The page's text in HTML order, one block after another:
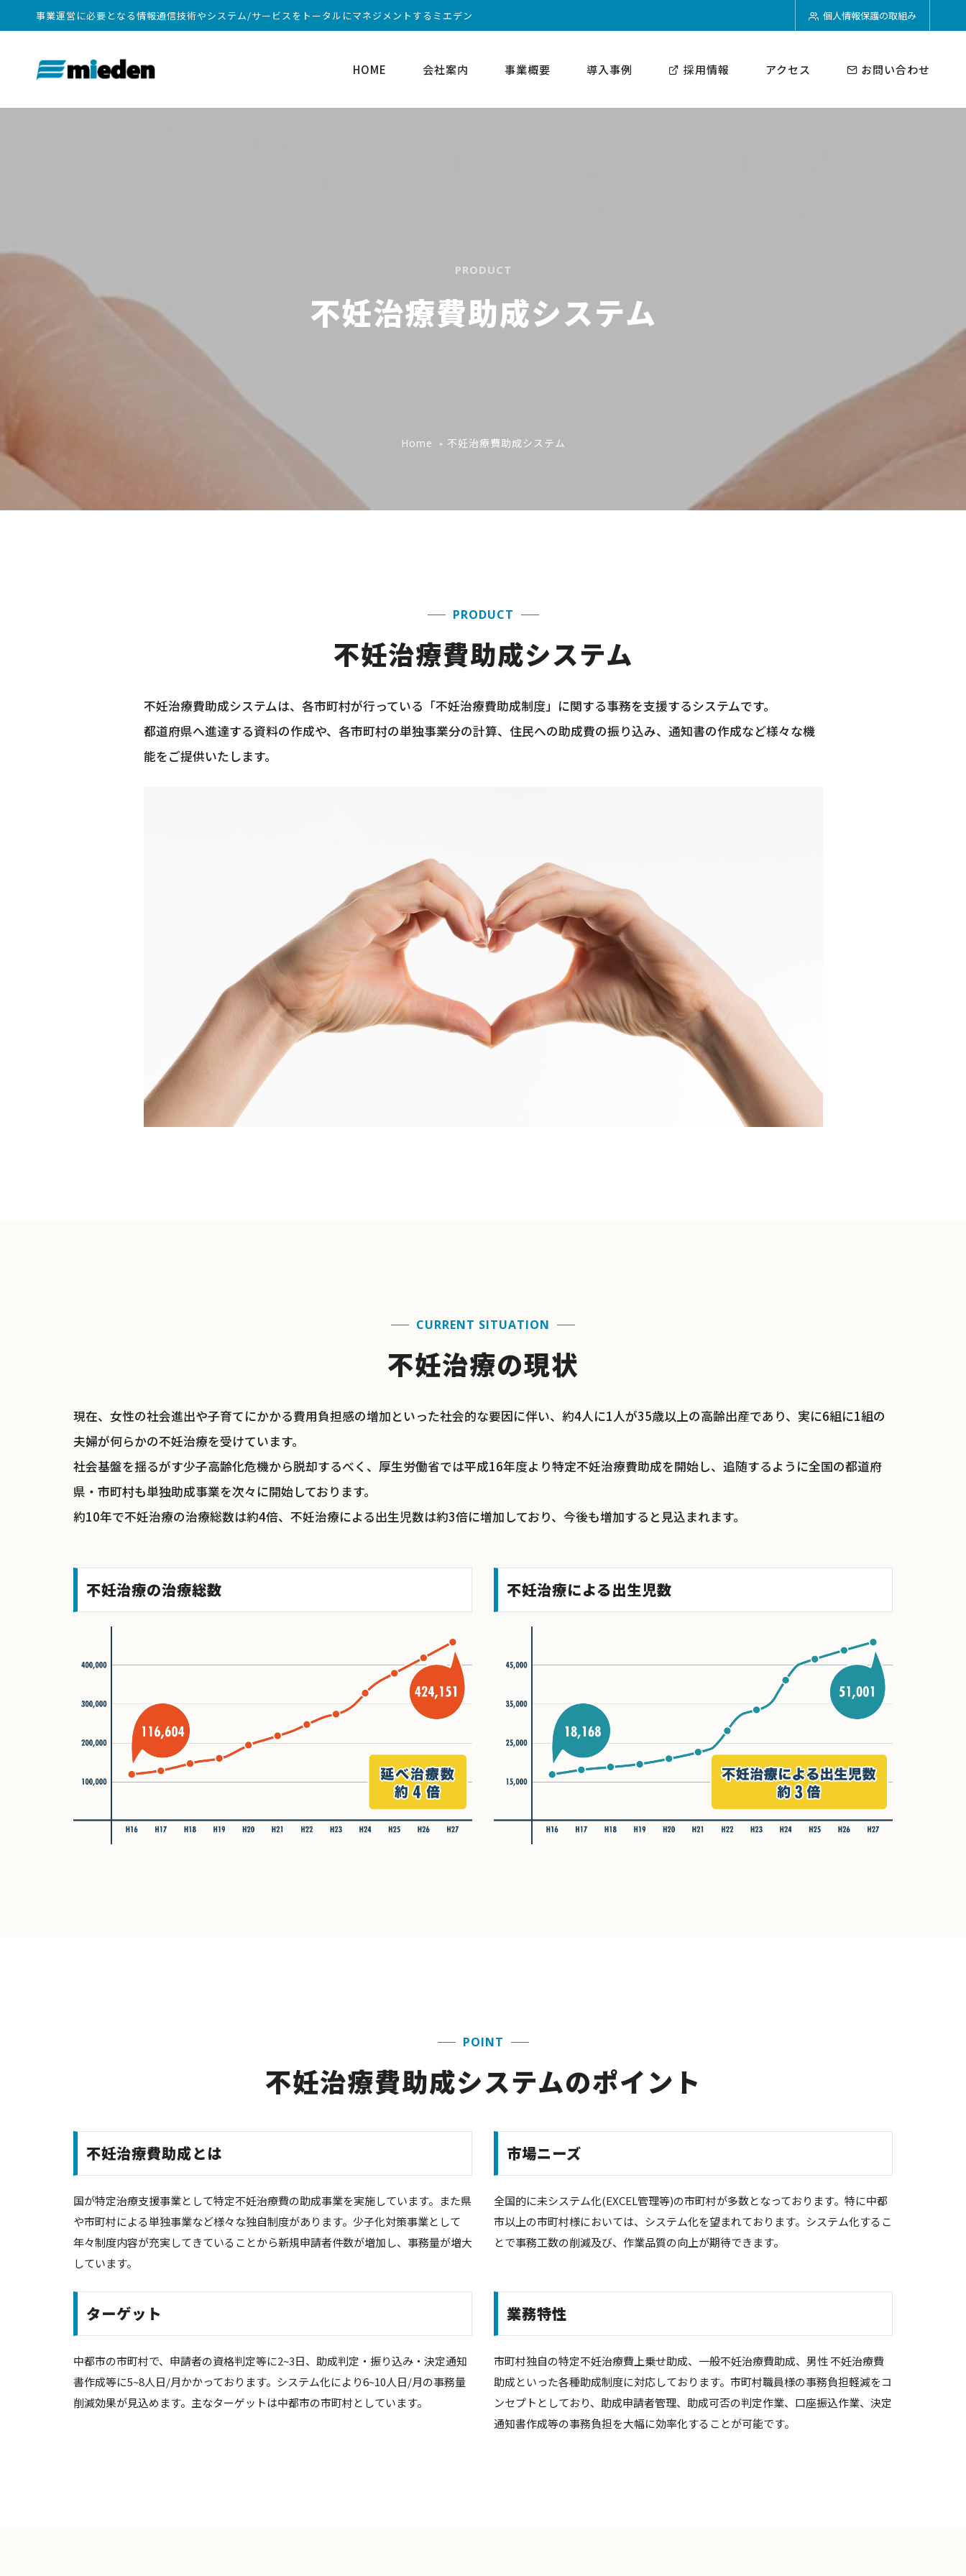
事業運営に必要となる情報通信技術やシステム/サービスをトータルにマネジメントするミエデン 個人情報保護の取組み
HOME 会社案内 事業概要 導入事例 採用情報 アクセス お問い合わせ
PRODUCT
不妊治療費助成システム
Home 不妊治療費助成システム
PRODUCT
不妊治療費助成システム
不妊治療費助成システムは、各市町村が行っている「不妊治療費助成制度」に関する事務を支援するシステムです。
都道府県へ進達する資料の作成や、各市町村の単独事業分の計算、住⺠への助成費の振り込み、通知書の作成など様々な機
能をご提供いたします。
CURRENT SITUATION
不妊治療の現状
現在、女性の社会進出や子育てにかかる費用負担感の増加といった社会的な要因に伴い、約4人に1人が35歳以上の高齢出産であり、実に6組に1組の
夫婦が何らかの不妊治療を受けています。
社会基盤を揺るがす少子高齢化危機から脱却するべく、厚生労働省では平成16年度より特定不妊治療費助成を開始し、追随するように全国の都道府
県・市町村も単独助成事業を次々に開始しております。
約10年で不妊治療の治療総数は約4倍、不妊治療による出生児数は約3倍に増加しており、今後も増加すると見込まれます。
不妊治療の治療総数 不妊治療による出生児数
POINT
不妊治療費助成システムのポイント
不妊治療費助成とは
国が特定治療支援事業として特定不妊治療費の助成事業を実施しています。また県
や市町村による単独事業など様々な独自制度があります。少子化対策事業として
年々制度内容が充実してきていることから新規申請者件数が増加し、事務量が増大
しています。
市場ニーズ
全国的に未システム化(EXCEL管理等)の市町村が多数となっております。特に中都
市以上の市町村様においては、システム化を望まれております。システム化するこ
とで事務工数の削減及び、作業品質の向上が期待できます。
ターゲット
中都市の市町村で、申請者の資格判定等に2~3日、助成判定・振り込み・決定通知
書作成等に5~8人日/月かかっております。システム化により6~10人日/月の事務量
削減効果が見込めます。主なターゲットは中都市の市町村としています。
業務特性
市町村独自の特定不妊治療費上乗せ助成、一般不妊治療費助成、男性 不妊治療費
助成といった各種助成制度に対応しております。市町村職員様の事務負担軽減をコ
ンセプトとしており、助成申請者管理、助成可否の判定作業、口座振込作業、決定
通知書作成等の事務負担を大幅に効率化することが可能です。